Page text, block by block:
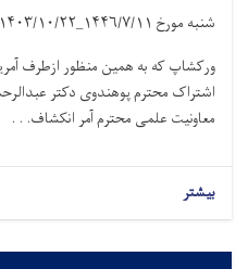
شنبه مورخ۱۴۴۶/۷/۱۱_۱۴۰۳/۱۰/۲۲
ورکشاپ که به همین منظور ازطرف
اشتراک محترم پوهندوی دکتر
معاونیت علمی محترم آمر انکشاف. . .
بیشتر